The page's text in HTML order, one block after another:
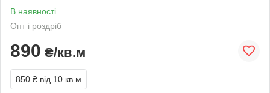
В наявності
Опт і роздріб
890 ₴/кв.м
850 ₴ від 10 кв.м